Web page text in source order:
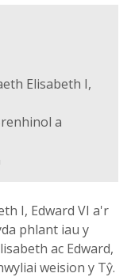
Elisabeth I,
a
I, Edward VI a'r
phlant iau y
ac Edward,
weision y Tŷ.